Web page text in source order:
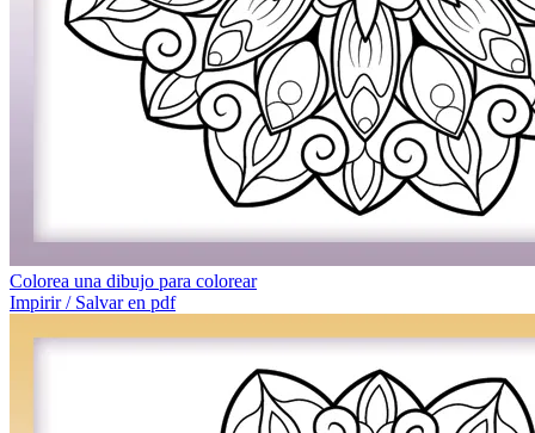
Colorea una dibujo para colorear
Impirir / Salvar en pdf